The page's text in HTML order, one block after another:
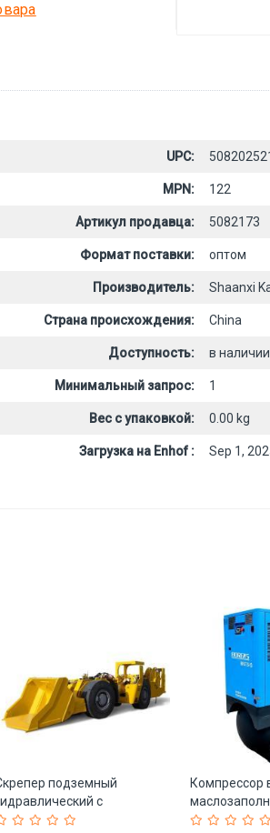
UPC:
MPN: 122
Артикул продавца: 5082173
Формат поставки: оптом
Производитель: Shaanxi
Страна происхождения: China
Доступность: в наличии
Минимальный запрос: 1
Вес с упаковкой: 0.00 kg
Загрузка на Enhof : Sep 1,
подземный
с
Deutz для руды
Компрессор